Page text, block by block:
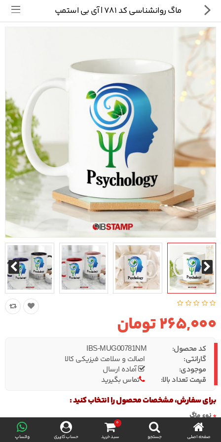
صفحه اصلی جستجو
0
سبد خرید
حساب کاربری واتساپ
ماگ روانشناسی کد 781 | آی بی استمپ
265,000 تومان
کد محصول: IBS-MUG00781NM
گارانتی:
اصالت و سلامت فیزیکی کالا
موجودی:
آماده ارسال
قیمت تعداد بالا:
تماس بگیرید
برای سفارش، مشخصات محصول را انتخاب کنید :
نوع ماگ
تی شرت
ماگ
پیکسل
سایر محصولات
پیج ما در اینستاگرام سوالات متداول